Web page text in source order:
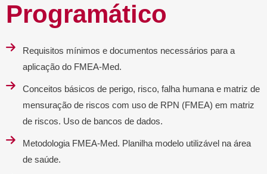
Programático
Requisitos mínimos e documentos necessários para a
aplicação do FMEA-Med.
Conceitos básicos de perigo, risco, falha humana e matriz de
mensuração de riscos com uso de RPN (FMEA) em matriz
de riscos. Uso de bancos de dados.
Metodologia FMEA-Med. Planilha modelo utilizável na área
de saúde.